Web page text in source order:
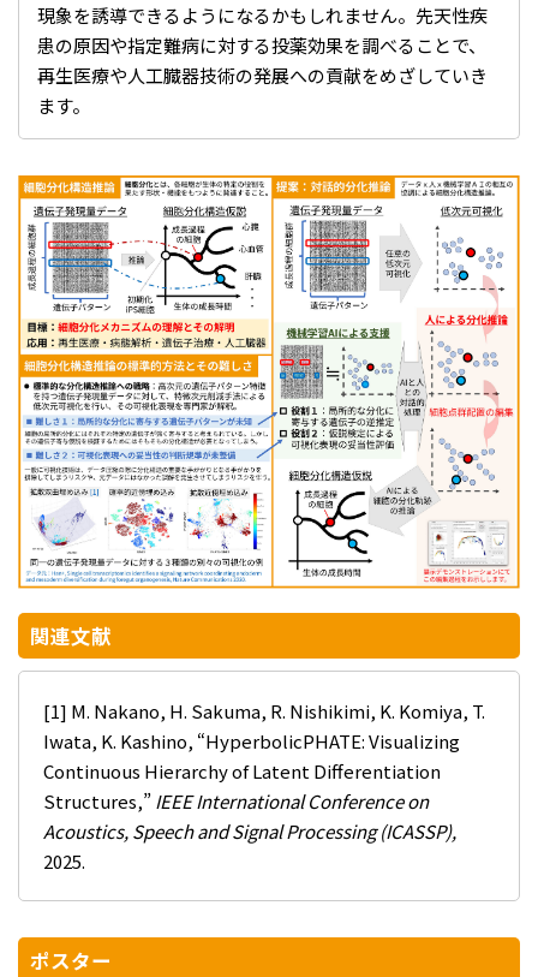
現象を誘導できるようになるかもしれません。先天性疾
患の原因や指定難病に対する投薬効果を調べることで、
再生医療や人工臓器技術の発展への貢献をめざしていき
ます。
関連文献
[1] M. Nakano, H. Sakuma, R. Nishikimi, K. Komiya, T.
Iwata, K. Kashino, “HyperbolicPHATE: Visualizing
Continuous Hierarchy of Latent Differentiation
Structures,”IEEE International Conference on
Acoustics, Speech and Signal Processing (ICASSP),
2025.
ポスター